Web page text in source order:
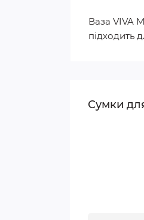
Ваза VIVA
підходить
Сумки